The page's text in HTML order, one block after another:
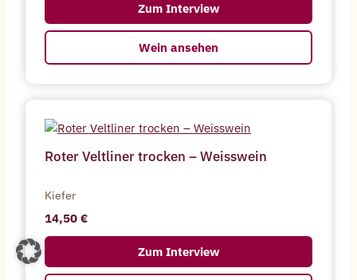
Zum Interview
Wein ansehen
Roter Veltliner trocken – Weisswein
Kiefer
14,50
Zum Interview